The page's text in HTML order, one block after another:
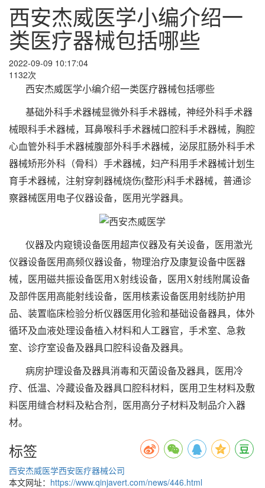
西安杰威医学小编介绍一
类医疗器械包括哪些
2022-09-09 10:17:04
1132次
西安杰威医学小编介绍一类医疗器械包括哪些
基础外科手术器械显微外科手术器械，神经外科手术器
械眼科手术器械，耳鼻喉科手术器械口腔科手术器械，胸腔
心血管外科手术器械腹部外科手术器械，泌尿肛肠外科手术
器械矫形外科（骨科）手术器械，妇产科用手术器械计划生
育手术器械，注射穿刺器械烧伤(整形)科手术器械，普通诊
察器械医用电子仪器设备，医用光学器具。
仪器及内窥镜设备医用超声仪器及有关设备，医用激光
仪器设备医用高频仪器设备，物理治疗及康复设备中医器
械，医用磁共振设备医用X射线设备，医用X射线附属设备
及部件医用高能射线设备，医用核素设备医用射线防护用
品、装置临床检验分析仪器医用化验和基础设备器具，体外
循环及血液处理设备植入材料和人工器官，手术室、急救
室、诊疗室设备及器具口腔科设备及器具。
病房护理设备及器具消毒和灭菌设备及器具，医用冷
疗、低温、冷藏设备及器具口腔科材料，医用卫生材料及敷
料医用缝合材料及粘合剂，医用高分子材料及制品介入器
材。
标签
西安杰威医学西安医疗器械公司
本文网址： https://www.qinjavert.com/news/446.html